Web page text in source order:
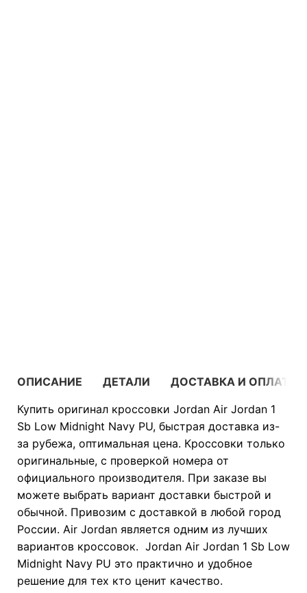
ОПИСАНИЕ ДЕТАЛИ
ДОСТАВКА И ОПЛАТА
Купить оригинал кроссовки Jordan Air Jordan 1
Sb Low Midnight Navy PU, быстрая доставка из-
за рубежа, оптимальная цена. Кроссовки только
оригинальные, с проверкой номера от
официального производителя. При заказе вы
можете выбрать вариант доставки быстрой и
обычной. Привозим с доставкой в любой город
России. Air Jordan является одним из лучших
вариантов кроссовок. Jordan Air Jordan 1 Sb Low
Midnight Navy PU это практично и удобное
решение для тех кто ценит качество.